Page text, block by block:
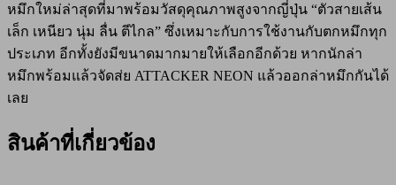
หมึกใหม่ล่าสุดที่มาพร้อมวัสดุคุณภาพสูงจากญี่ปุ่น “ตัวสายเส้น
เล็ก เหนียว นุ่ม ลื่น ตีไกล” ซึ่งเหมาะกับการใช้งานกับตกหมึกทุก
ประเภท อีกทั้งยังมีขนาดมากมายให้เลือกอีกด้วย หากนักล่า
หมึกพร้อมแล้วจัดส่ย ATTACKER NEON แล้วออกล่าหมึกกันได้
เลย
สินค้าที่เกี่ยวข้อง